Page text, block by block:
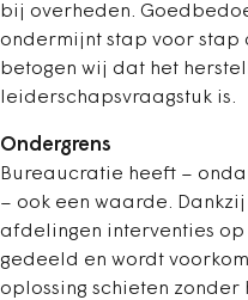
bij overheden.
ondermijnt stap voor stap
betogen wij dat het
leiderschapsvraagstuk is.
Ondergrens
Bureaucratie heeft –
– ook een waarde.
afdelingen interventies
gedeeld en wordt
oplossing schieten